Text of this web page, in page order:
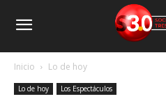
Inicio Lo de hoy
Lo de hoy Los Espectáculos